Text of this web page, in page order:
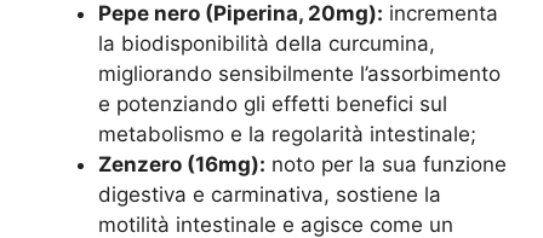
Pepe nero (Piperina, 20mg): incrementa
la biodisponibilità della curcumina,
migliorando sensibilmente l’assorbimento
e potenziando gli effetti benefici sul
metabolismo e la regolarità intestinale;
Zenzero (16mg): noto per la sua funzione
digestiva e carminativa, sostiene la
motilità intestinale e agisce come un